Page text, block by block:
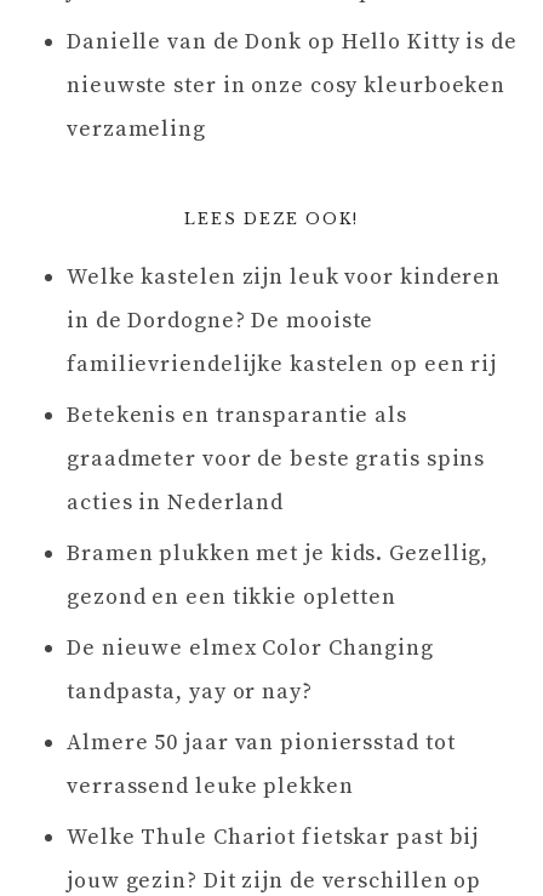
Danielle van de Donk op Hello Kitty is de
nieuwste ster in onze cosy kleurboeken
verzameling
LEES DEZE OOK!
Welke kastelen zijn leuk voor kinderen
in de Dordogne? De mooiste
familievriendelijke kastelen op een rij
Betekenis en transparantie als
graadmeter voor de beste gratis spins
acties in Nederland
Bramen plukken met je kids. Gezellig,
gezond en een tikkie opletten
De nieuwe elmex Color Changing
tandpasta, yay or nay?
Almere 50 jaar van pioniersstad tot
verrassend leuke plekken
Welke Thule Chariot fietskar past bij
jouw gezin? Dit zijn de verschillen op